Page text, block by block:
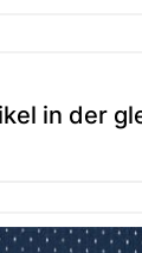
in der